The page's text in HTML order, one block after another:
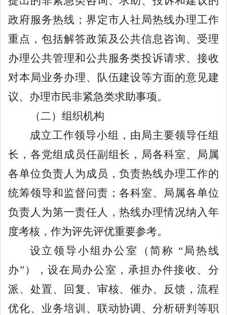
政府服务热线；界定市人社局热线办理工作
重点，包括解答政策及公共信息咨询、受理
办理公共管理和公共服务类投诉请求、接收
对本局业务办理、队伍建设等方面的意见建
议、办理市民非紧急类求助事项。
（二）组织机构
成立工作领导小组，由局主要领导任组
长，各党组成员任副组长，局各科室、局属
各单位负责人为成员，负责热线办理工作的
统筹领导和监督问责；各科室、局属各单位
负责人为第一责任人，热线办理情况纳入年
度考核，作为评先评优重要参考。
设立领导小组办公室（简称 “局热线
办”），设在局办公室，承担办件接收、分
派、处置、回复、审核、催办、反馈，流程
优化、业务培训、联动协调、分析研判等职